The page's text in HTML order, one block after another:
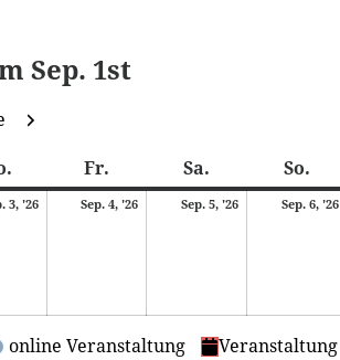
Sep. 1st
Weiter
Donnerstag
Fr.Freitag Sa.Samstag So.
3, '263.
Sep. 4, '264.
Sep. 5, '265.
Sep. 6, '266.
online Veranstaltung
Veranstaltung